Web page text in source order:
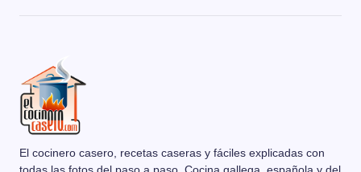
El cocinero casero, recetas caseras y fáciles explicadas con
todas las fotos del paso a paso. Cocina gallega, española y del